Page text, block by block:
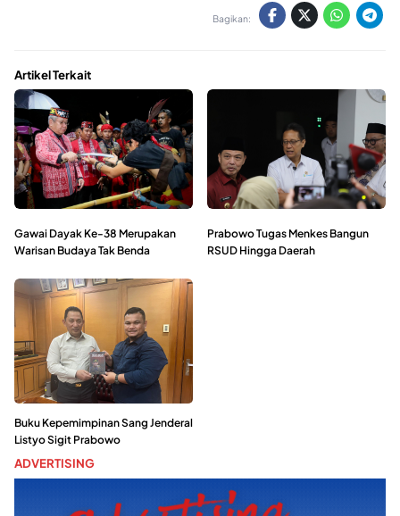
Bagikan:
Artikel Terkait
Gawai Dayak Ke-38 Merupakan
Warisan Budaya Tak Benda
Prabowo Tugas Menkes Bangun
RSUD Hingga Daerah
Buku Kepemimpinan Sang Jenderal
Listyo Sigit Prabowo
ADVERTISING